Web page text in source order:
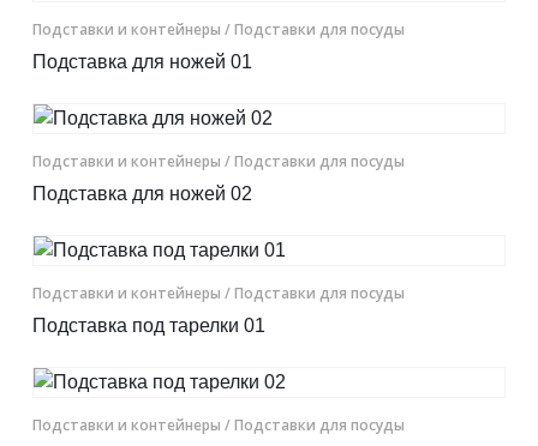
Контакты
Отправить заявку
ЕКАТЕРИНБУРГ
sale@plastikam.ru
Подставки и контейнеры / Подставки для посуды
Подставка для ножей 01
Подставки и контейнеры / Подставки для посуды
Подставка для ножей 02
Подставки и контейнеры / Подставки для посуды
Подставка под тарелки 01
Подставки и контейнеры / Подставки для посуды